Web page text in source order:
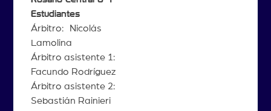
Estudiantes
Árbitro: Nicolás
Lamolina
Árbitro asistente 1:
Facundo Rodríguez
Árbitro asistente 2:
Sebastián Rainieri